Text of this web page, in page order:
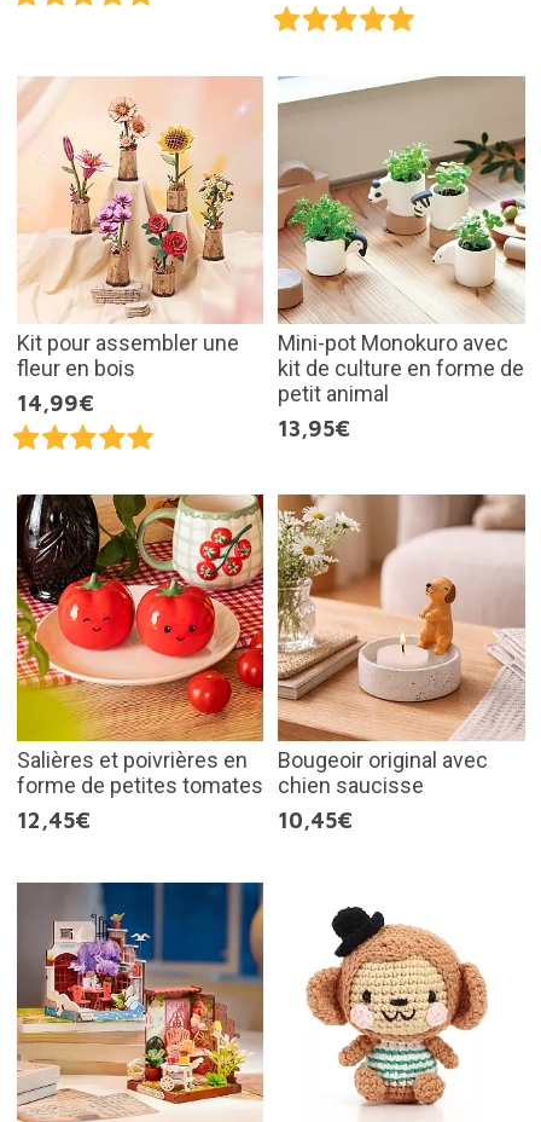
Kit pour assembler une
fleur en bois
14,99€
Mini-pot Monokuro avec
kit de culture en forme de
petit animal
13,95€
Salières et poivrières en
forme de petites tomates
12,45€
Bougeoir original avec
chien saucisse
10,45€